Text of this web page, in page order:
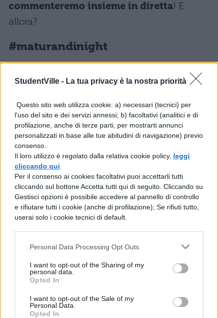
StudentVille - La tua privacy è la nostra priorità
Questo sito web utilizza cookie: a) necessari (tecnici) per
l'uso del sito e dei servizi annessi; b) facoltativi (analitici e di
profilazione, anche di terze parti, per mostrarti annunci
personalizzati in base alle tue abitudini di navigazione) previo
consenso.
Il loro utilizzo è regolato dalla relativa cookie policy, leggi
cliccando qui
Per il consenso ai cookies facoltativi puoi accettarli tutti
cliccando sul bottone Accetta tutti qui di seguito. Cliccando su
Gestisci opzioni è possibile accedere al pannello di controllo
e rifiutare tutti i cookie (anche di profilazione); Se rifiuti tutto,
userai solo i cookie tecnici di default.
Personal Data Processing Opt Outs
I want to opt-out of the Sharing of my
personal data.
Opted In
I want to opt-out of the Sale of my
Personal Data.
Opted In
commenteremo insieme in diretta! E
allora?
#maturandinight
COMMENTI
La tua email sarà utilizzata per comunicarti se qualcuno risponde al tuo commento e non
sarà pubblicata. Dichiari di avere preso visione e di accettare quanto previsto dalla
informativa privacy. Pubblicando questo commento dai il consenso affinché un cookie
salvi i tuoi dati (nome, email) per il prossimo commento.
Ho letto e acconsento l'informativasulla privacy
CONFERMA E PUBBLICA
TI POTREBBE INTERESSARE
Tesina sulle stelle: